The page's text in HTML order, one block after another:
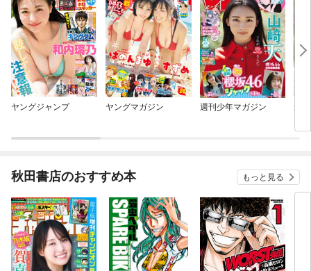
ヤングジャンプ ヤングマガジン 週刊少年マガジン
週
秋田書店のおすすめ本 もっと見る